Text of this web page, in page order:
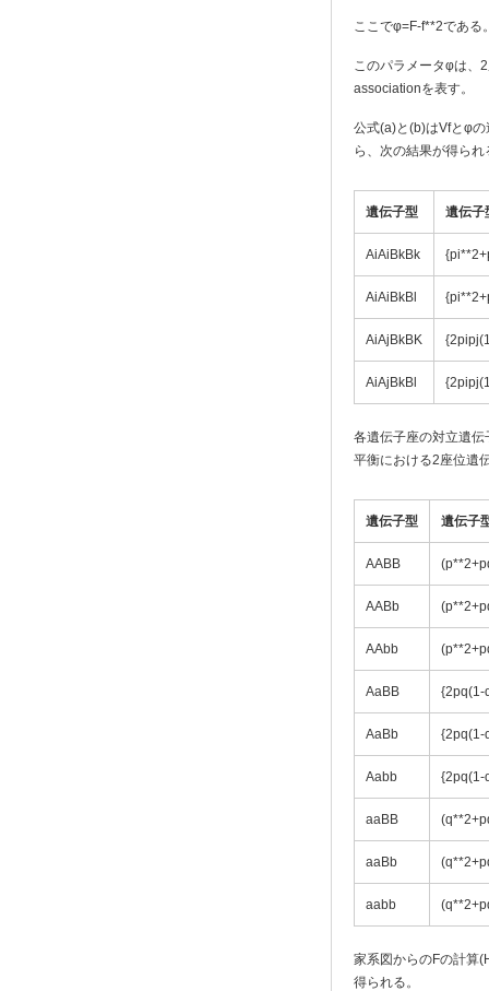
ここでφ=F-f**2である
このパラメータφは、
associationを表す。
公式(a)と(b)はVfとφ
ら、次の結果が得られ
遺伝子型 遺伝子
AiAiBkBk
AiAiBkBl
AiAjBkBK
AiAjBkBl
各遺伝子座の対立遺
平衡における2座位遺
遺伝子型 遺伝子
AABB
AABb
AAbb
AaBB {2pq(1-
AaBb {2pq(1-
Aabb {2pq(1-
aaBB
aaBb
aabb
家系図からのFの計算
得られる。